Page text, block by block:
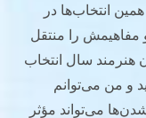
انتخاب‌ها در
مفاهیمش را منتقل
هنرمند سال انتخاب
و من می‌توانم
می‌تواند مؤثر